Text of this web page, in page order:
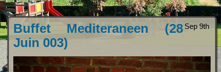
Sep 9th
Buffet Mediteraneen (28
Juin 003)